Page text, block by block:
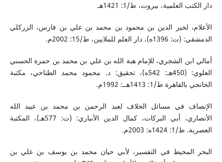
دار الكتب العلمية، بيروت، ط/1: 1421هـ
الأعلام، لخير الدين بن محمود بن محمد بن علي بن فارس، الزركلي
الدمشقي: (ت: 1396ه)، دار العلم للملايين، ط/15: 2002م.
أمالي ابن الشجري، للإمام هبة الله بن علي بن محمد بن حمزة الحسني
العلوي: (450هـ: 542ه)، تحقيق: د. محمود محمد الطناحي، مكتبة
الخانجي بالقاهرة ط/1: 1413هــ: 1992م.
الإنصاف في مسائل الخلاف لعبد الرحمن بن محمد بن عبيد الله
الأنصاري، أبي البركات، كمال الدين الأنباري: (ت: 577هـ)، المكتبة
العصرية. ط/1: 1424ه: 2003م.
البحر المحيط في التفسير، لأبي حيان محمد بن يوسف بن علي بن